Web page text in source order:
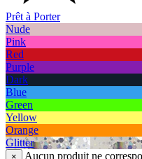
Prêt à Porter
Nude
Pink
Red
Purple
Dark
Blue
Green
Yellow
Orange
Glitter
× Aucun produit ne